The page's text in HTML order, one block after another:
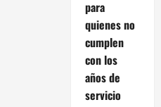
para
quienes no
cumplen
con los
años de
servicio